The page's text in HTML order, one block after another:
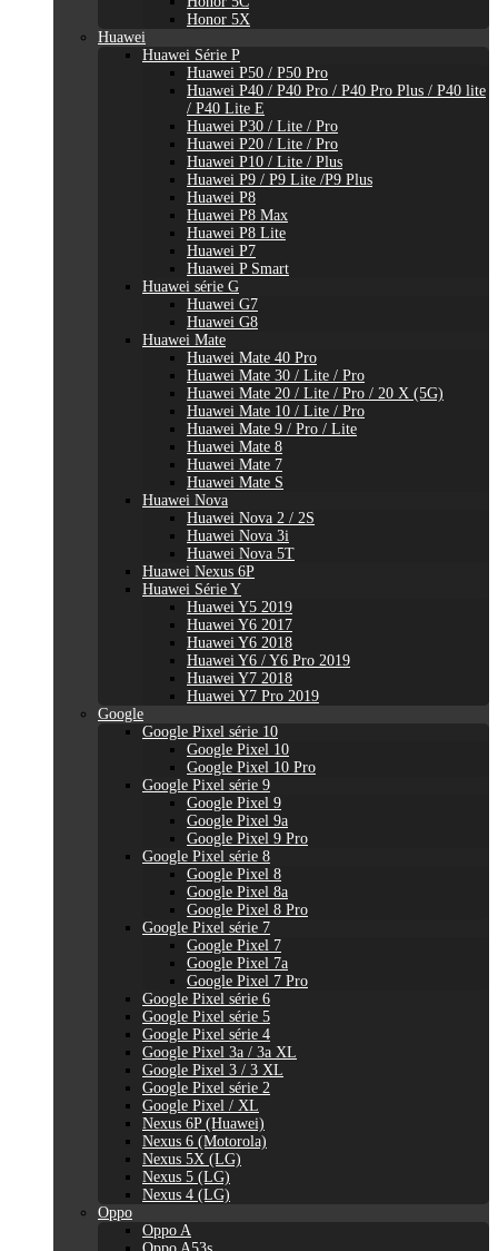
Honor 5X
Huawei
Huawei Série P
Huawei P50 / P50 Pro
Huawei P40 / P40 Pro / P40 Pro Plus / P40 lite
/ P40 Lite E
Huawei P30 / Lite / Pro
Huawei P20 / Lite / Pro
Huawei P10 / Lite / Plus
Huawei P9 / P9 Lite /P9 Plus
Huawei P8
Huawei P8 Max
Huawei P8 Lite
Huawei P7
Huawei P Smart
Huawei série G
Huawei G7
Huawei G8
Huawei Mate
Huawei Mate 40 Pro
Huawei Mate 30 / Lite / Pro
Huawei Mate 20 / Lite / Pro / 20 X (5G)
Huawei Mate 10 / Lite / Pro
Huawei Mate 9 / Pro / Lite
Huawei Mate 8
Huawei Mate 7
Huawei Mate S
Huawei Nova
Huawei Nova 2 / 2S
Huawei Nova 3i
Huawei Nova 5T
Huawei Nexus 6P
Huawei Série Y
Huawei Y5 2019
Huawei Y6 2017
Huawei Y6 2018
Huawei Y6 / Y6 Pro 2019
Huawei Y7 2018
Huawei Y7 Pro 2019
Google
Google Pixel série 10
Google Pixel 10
Google Pixel 10 Pro
Google Pixel série 9
Google Pixel 9
Google Pixel 9a
Google Pixel 9 Pro
Google Pixel série 8
Google Pixel 8
Google Pixel 8a
Google Pixel 8 Pro
Google Pixel série 7
Google Pixel 7
Google Pixel 7a
Google Pixel 7 Pro
Google Pixel série 6
Google Pixel série 5
Google Pixel série 4
Google Pixel 3a / 3a XL
Google Pixel 3 / 3 XL
Google Pixel série 2
Google Pixel / XL
Nexus 6P (Huawei)
Nexus 6 (Motorola)
Nexus 5X (LG)
Nexus 5 (LG)
Nexus 4 (LG)
Oppo
Oppo A